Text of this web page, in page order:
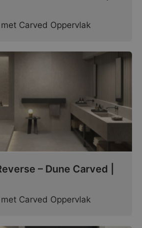
Carved Oppervlak
– Dune Carved |
Carved Oppervlak